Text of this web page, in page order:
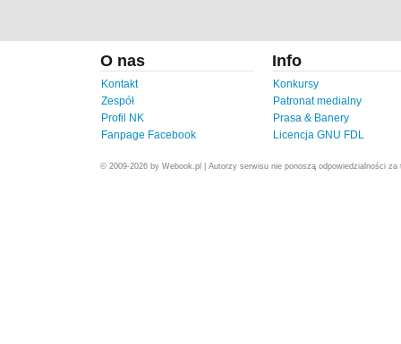
O nas
Kontakt
Zespół
Profil NK
Fanpage Facebook
Info
Konkursy
Patronat medialny
Prasa & Banery
Licencja GNU FDL
© 2009-2026 by Webook.pl | Autorzy serwisu nie ponoszą odpowiedzialności